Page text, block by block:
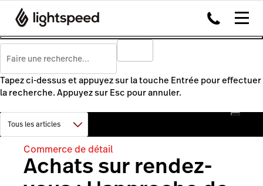
Tapez ci-dessus et appuyez sur la touche Entrée pour effectuer
la recherche. Appuyez sur Esc pour annuler.
Commerce de détail
Achats sur rendez-